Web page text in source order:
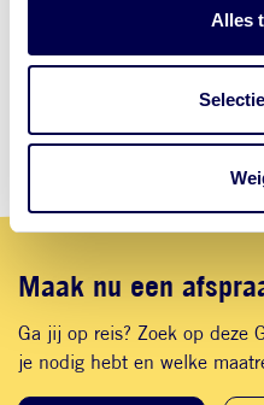
Alles
Maak nu een
Ga jij op reis? Zoek op deze
je nodig hebt en welke